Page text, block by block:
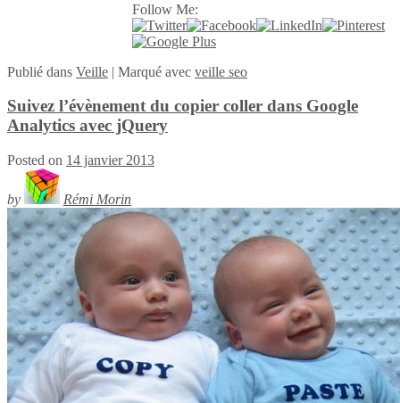
Follow Me:
Publié dans Veille | Marqué avec veille seo
Suivez l’évènement du copier coller dans Google
Analytics avec jQuery
Posted on 14 janvier 2013
by Rémi Morin